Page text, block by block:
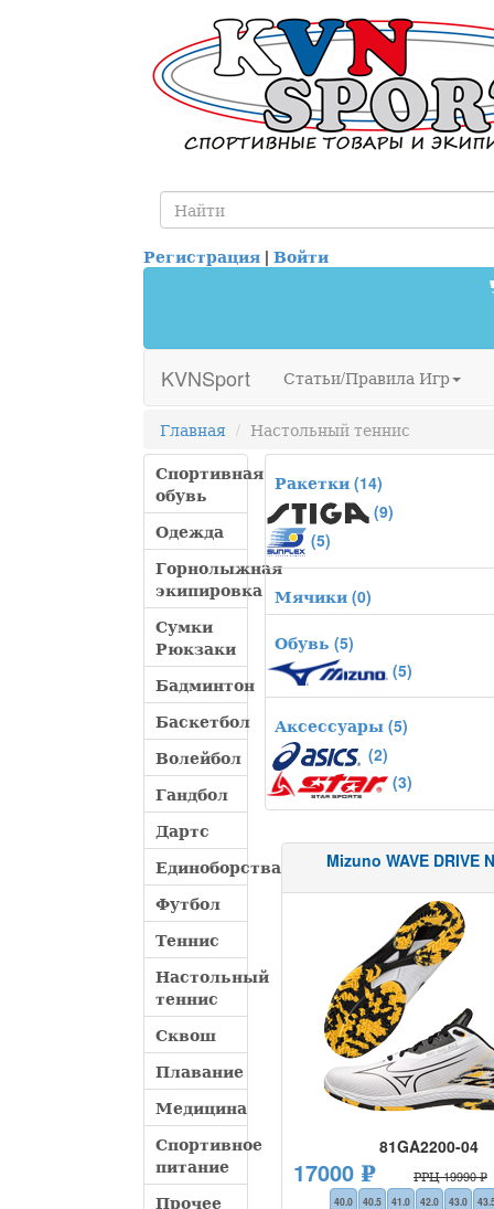
Регистрация | Войти
KVNSport Статьи/Правила Игр
Главная
Настольный теннис
Спортивная
обувь
Одежда
Горнолыжная
экипировка
Сумки
Рюкзаки
Бадминтон
Баскетбол
Волейбол
Гандбол
Дартс
Единоборства
Футбол
Теннис
Настольный
теннис
Сквош
Плавание
Медицина
Спортивное
питание
Прочее
Ракетки (14)
(9)
(5)
Мячики (0)
Обувь (5)
(5)
Аксессуары (5)
(2)
(3)
Mizuno WAVE DRIVE
81GA2200-04
17000 ₽ РРЦ 19990 ₽
40.0 40.5 41.0 42.0 43.0